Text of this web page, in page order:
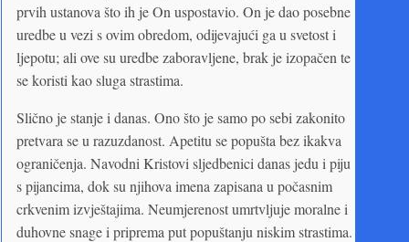
prvih ustanova što ih je On uspostavio. On je dao posebne
uredbe u vezi s ovim obredom, odijevajući ga u svetost i
ljepotu; ali ove su uredbe zaboravljene, brak je izopačen te
se koristi kao sluga strastima.
Slično je stanje i danas. Ono što je samo po sebi zakonito
pretvara se u razuzdanost. Apetitu se popušta bez ikakva
ograničenja. Navodni Kristovi sljedbenici danas jedu i piju
s pijancima, dok su njihova imena zapisana u počasnim
crkvenim izvještajima. Neumjerenost umrtvljuje moralne i
duhovne snage i priprema put popuštanju niskim strastima.